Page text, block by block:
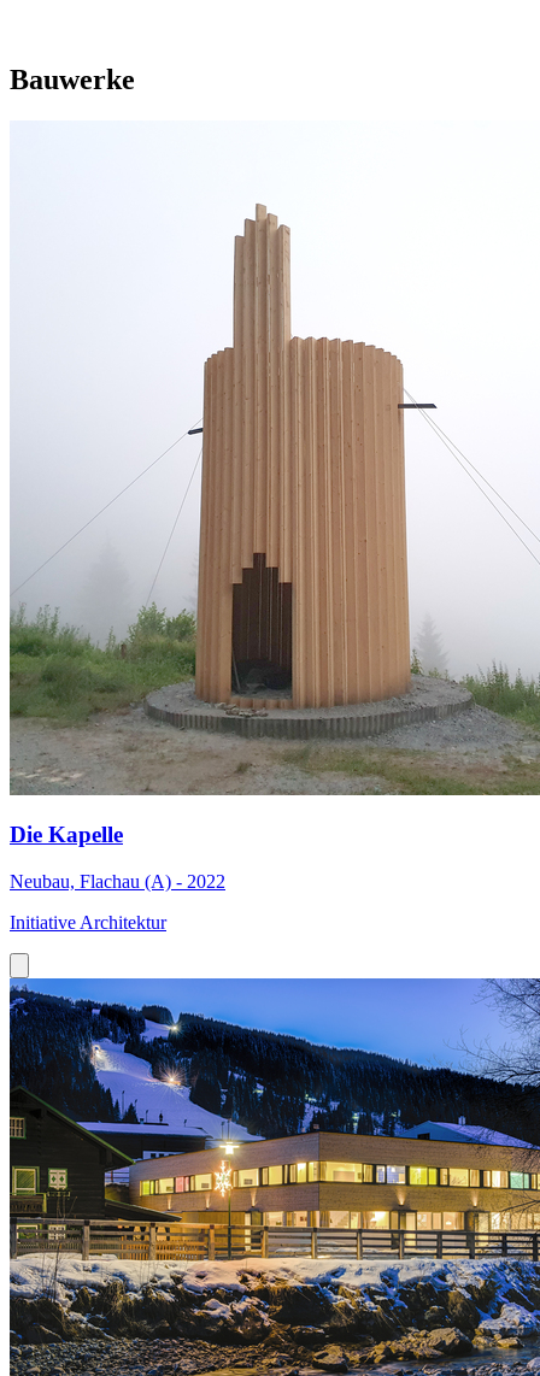
Bauwerke
Die Kapelle
Neubau, Flachau (A) - 2022
Initiative Architektur